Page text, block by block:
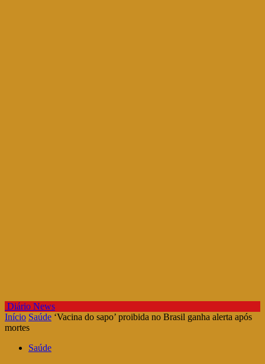
Diário News
Início Saúde ‘Vacina do sapo’ proibida no Brasil ganha alerta após
mortes
Saúde